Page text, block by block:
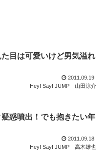
目は可愛いけど男気溢れ
2011.09.19
Hey! Say! JUMP
山田涼介
惑噴出！でも抱きたい年
2011.09.18
Hey! Say! JUMP
高木雄也